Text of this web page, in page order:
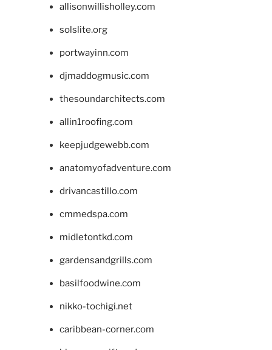
allisonwillisholley.com
solslite.org
portwayinn.com
djmaddogmusic.com
thesoundarchitects.com
allin1roofing.com
keepjudgewebb.com
anatomyofadventure.com
drivancastillo.com
cmmedspa.com
midletontkd.com
gardensandgrills.com
basilfoodwine.com
nikko-tochigi.net
caribbean-corner.com